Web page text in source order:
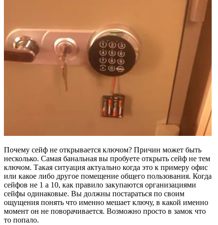
Почему сейф не открывается ключом? Причин может быть
несколько. Самая банальная вы пробуете открыть сейф не тем
ключом. Такая ситуация актуально когда это к примеру офис
или какое либо другое помещение общего пользования. Когда
сейфов не 1 а 10, как правило закупаются организациями
сейфы одинаковые. Вы должны постараться по своим
ощущения понять что именно мешает ключу, в какой именно
момент он не поворачивается. Возможно просто в замок что
то попало.